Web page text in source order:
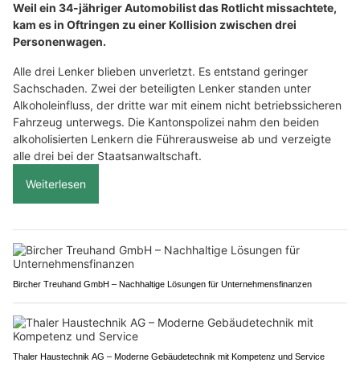
Weil ein 34-jähriger Automobilist das Rotlicht missachtete,
kam es in Oftringen zu einer Kollision zwischen drei
Personenwagen.
Alle drei Lenker blieben unverletzt. Es entstand geringer
Sachschaden. Zwei der beteiligten Lenker standen unter
Alkoholeinfluss, der dritte war mit einem nicht betriebssicheren
Fahrzeug unterwegs. Die Kantonspolizei nahm den beiden
alkoholisierten Lenkern die Führerausweise ab und verzeigte
alle drei bei der Staatsanwaltschaft.
Weiterlesen
Bircher Treuhand GmbH – Nachhaltige Lösungen für Unternehmensfinanzen
Thaler Haustechnik AG – Moderne Gebäudetechnik mit Kompetenz und Service